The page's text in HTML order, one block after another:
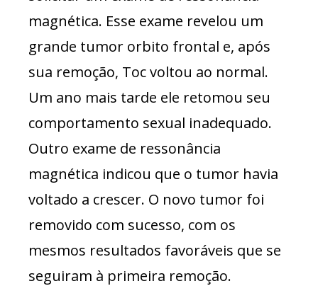
magnética. Esse exame revelou um
grande tumor orbito frontal e, após
sua remoção, Toc voltou ao normal.
Um ano mais tarde ele retomou seu
comportamento sexual inadequado.
Outro exame de ressonância
magnética indicou que o tumor havia
voltado a crescer. O novo tumor foi
removido com sucesso, com os
mesmos resultados favoráveis que se
seguiram à primeira remoção.